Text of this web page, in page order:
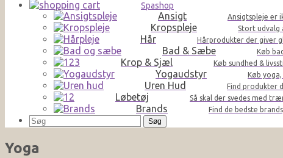
Spashop
Ansigt Ansigtspleje er
Kropspleje Stort udvalg
Hår Hårprodukter der giver
Bad & Sæbe Køb
Krop & Sjæl Køb sundhed &
Yogaudstyr Køb
Uren Hud Find produkter
Løbetøj Så skal der svedes med
Brands Find de bedste
Søg
efter:
Yoga